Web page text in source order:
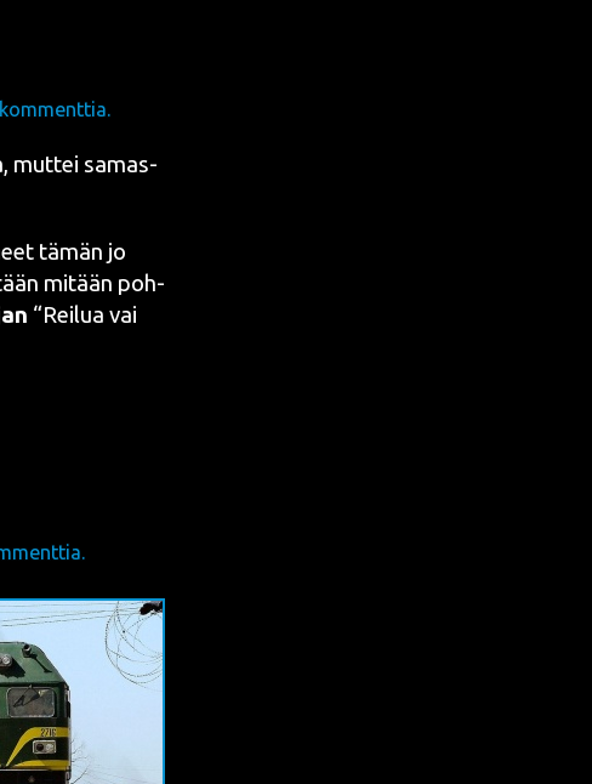
kommenttia.
, mut­tei samas­
tämän jo
mitään poh­
“Rei­lua vai